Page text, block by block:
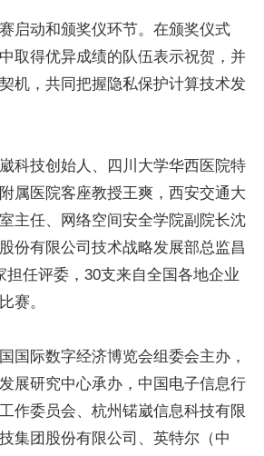
启动和颁奖仪环节。在颁奖仪式
取得优异成绩的队伍表示祝贺，并
机，共同把握隐私保护计算技术发
科技创始人、四川大学华西医院特
属医院客座教授王爽，西安交通大
主任、网络空间安全学院副院长沈
份有限公司技术战略发展部总监昌
担任评委，30支来自全国各地企业
赛。
国际数字经济博览会组委会主办，
展研究中心承办，中国电子信息行
作委员会、杭州锘崴信息科技有限
集团股份有限公司、英特尔（中